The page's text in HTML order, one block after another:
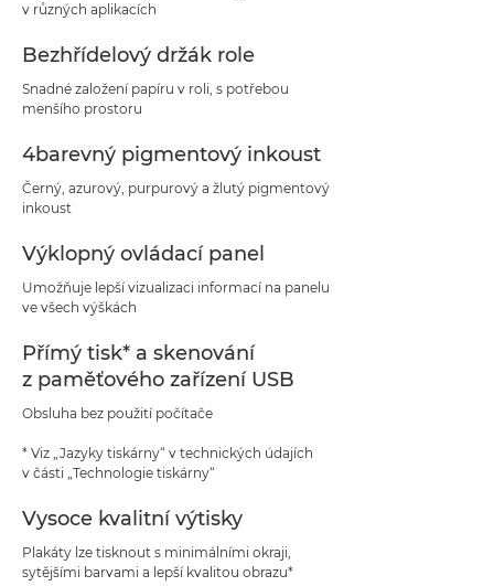
v různých aplikacích
Bezhřídelový držák role
Snadné založení papíru v roli, s potřebou
menšího prostoru
4barevný pigmentový inkoust
Černý, azurový, purpurový a žlutý pigmentový
inkoust
Výklopný ovládací panel
Umožňuje lepší vizualizaci informací na panelu
ve všech výškách
Přímý tisk* a skenování
z paměťového zařízení USB
Obsluha bez použití počítače
* Viz „Jazyky tiskárny“ v technických údajích
v části „Technologie tiskárny“
Vysoce kvalitní výtisky
Plakáty lze tisknout s minimálními okraji,
sytějšími barvami a lepší kvalitou obrazu*